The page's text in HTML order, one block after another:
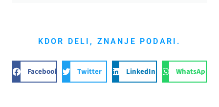
KDOR DELI, ZNANJE PODARI.
Facebook Twitter LinkedIn WhatsApp